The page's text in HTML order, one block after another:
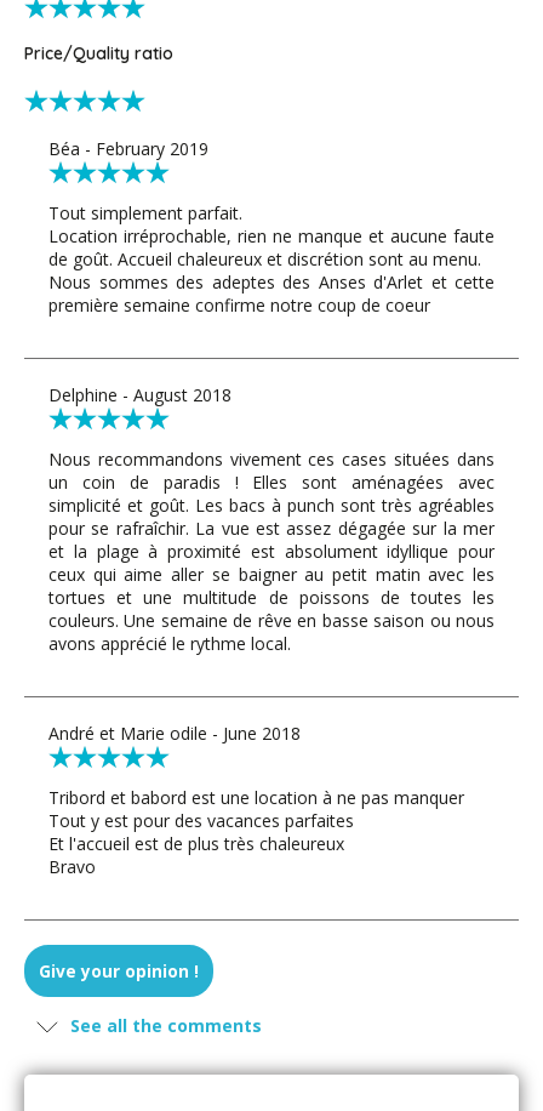
Price/Quality ratio
Béa - February 2019
Tout simplement parfait.
Location irréprochable, rien ne manque et aucune faute
de goût. Accueil chaleureux et discrétion sont au menu.
Nous sommes des adeptes des Anses d'Arlet et cette
première semaine confirme notre coup de coeur
Delphine - August 2018
Nous recommandons vivement ces cases situées dans
un coin de paradis ! Elles sont aménagées avec
simplicité et goût. Les bacs à punch sont très agréables
pour se rafraîchir. La vue est assez dégagée sur la mer
et la plage à proximité est absolument idyllique pour
ceux qui aime aller se baigner au petit matin avec les
tortues et une multitude de poissons de toutes les
couleurs. Une semaine de rêve en basse saison ou nous
avons apprécié le rythme local.
André et Marie odile - June 2018
Tribord et babord est une location à ne pas manquer
Tout y est pour des vacances parfaites
Et l'accueil est de plus très chaleureux
Bravo
Guia (Portugal) - April 2018
Nous avons passé une excellente semaine dans notre
Rien n'a manqué:
Give your opinion !
See all the comments